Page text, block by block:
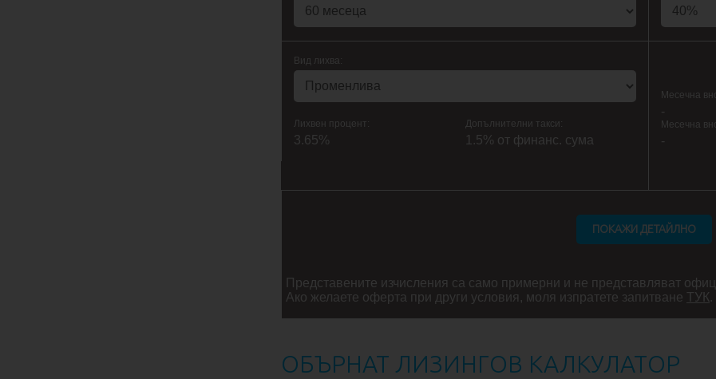
Вид лихва:
Лихвен процент:
3.65%
Допълнителни такси:
1.5% от финанс. сума
Месечна
-
Месечна
-
Представените изчисления са само примерни и не представляват
Ако желаете оферта при други условия, моля изпратете запитване ТУК.
ОБЪРНАТ ЛИЗИНГОВ КАЛКУЛАТОР